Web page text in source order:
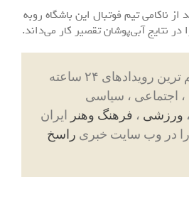
از ناکامی تیم فوتبال این باشگاه روبه
نتایج آبی‌پوشان تقصیر کار می‌داند.
جدیدترین اخبار و مهم ترین رویدادهای ۲۴ ساعته
اجتماعی ، سیاسی
، ورزشی ، فرهنگ وهنر ایران
در وب سایت خبری راسخ